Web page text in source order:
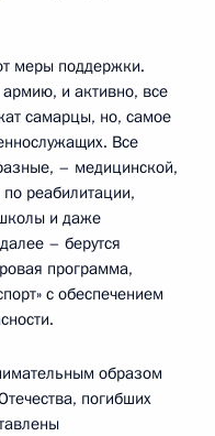
меры поддержки.
и активно, все
самарцы, но, самое
Все
– медицинской,
реабилитации,
и даже
– берутся
программа,
с обеспечением
образом
погибших